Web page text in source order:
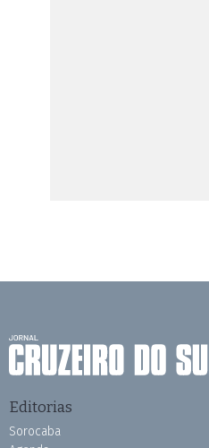
Editorias
Sorocaba